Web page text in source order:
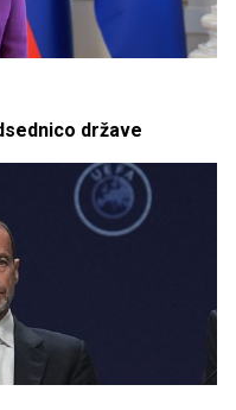
države